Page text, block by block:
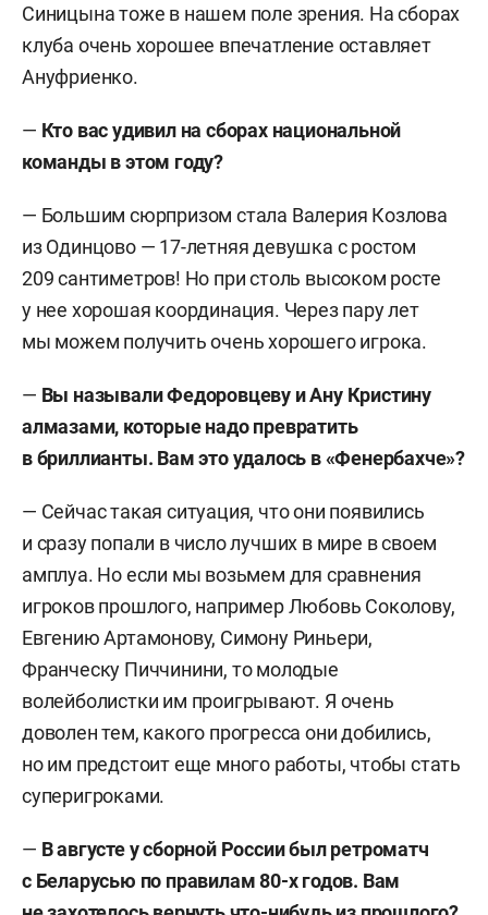
Синицына тоже в нашем поле зрения. На сборах
клуба очень хорошее впечатление оставляет
Ануфриенко.
— Кто вас удивил на сборах национальной
команды в этом году?
— Большим сюрпризом стала Валерия Козлова
из Одинцово — 17-летняя девушка с ростом
209 сантиметров! Но при столь высоком росте
у нее хорошая координация. Через пару лет
мы можем получить очень хорошего игрока.
— Вы называли Федоровцеву и Ану Кристину
алмазами, которые надо превратить
в бриллианты. Вам это удалось в «Фенербахче»?
— Сейчас такая ситуация, что они появились
и сразу попали в число лучших в мире в своем
амплуа. Но если мы возьмем для сравнения
игроков прошлого, например Любовь Соколову,
Евгению Артамонову, Симону Риньери,
Франческу Пиччинини, то молодые
волейболистки им проигрывают. Я очень
доволен тем, какого прогресса они добились,
но им предстоит еще много работы, чтобы стать
суперигроками.
— В августе у сборной России был ретроматч
с Беларусью по правилам 80-х годов. Вам